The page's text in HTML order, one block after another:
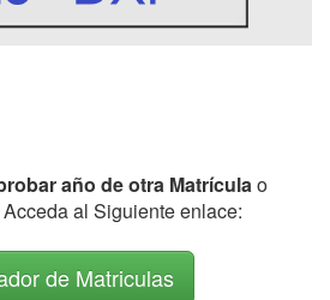
año de otra Matrículao
al Siguiente enlace:
de Matriculas